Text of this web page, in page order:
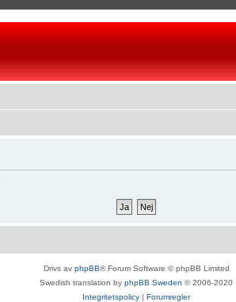
Drivs av phpBB® Forum Software © phpBB Limited
Swedish translation by phpBB Sweden © 2006-2020
Integritetspolicy | Forumregler